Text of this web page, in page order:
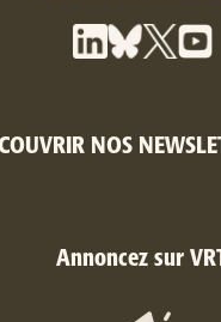
NOS
Annoncez sur